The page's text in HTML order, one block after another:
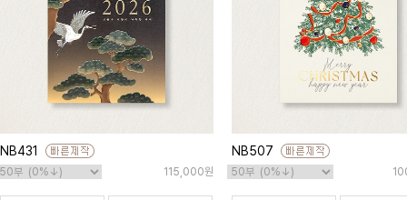
NB431
115,000원
NB507